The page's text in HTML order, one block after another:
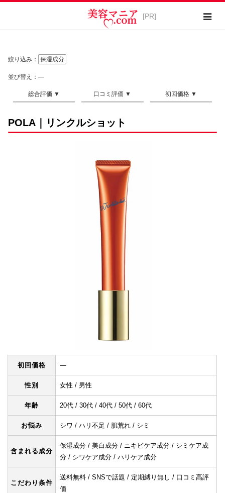
絞り込み： 保湿成分
並び替え：―
POLA｜リンクルショット
初回価格 ―
性別 女性 / 男性
年齢 20代 / 30代 / 40代 / 50代 / 60代
お悩み シワ / ハリ不足 / 肌荒れ / シミ
含まれる成分
保湿成分 / 美白成分 / ニキビケア成分 / シミケア成
分 / シワケア成分 / ハリケア成分
こだわり条件
送料無料 / SNSで話題 / 定期縛り無し / 口コミ高評
価